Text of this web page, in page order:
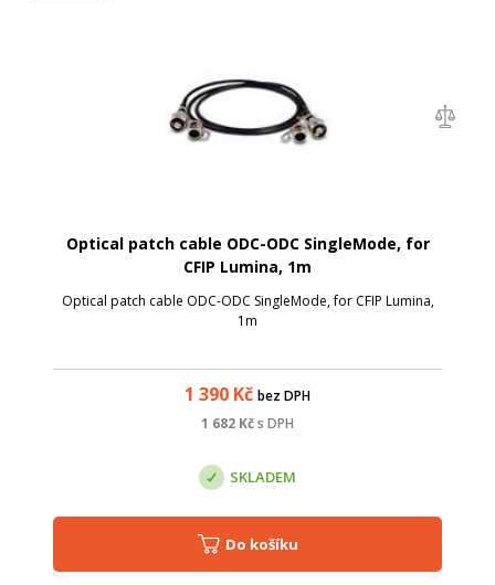
Optical patch cable ODC-ODC SingleMode, for
CFIP Lumina, 1m
Optical patch cable ODC-ODC SingleMode, for CFIP Lumina,
1m
1 390 Kč bez DPH
1 682 Kčs DPH
SKLADEM
Do košíku